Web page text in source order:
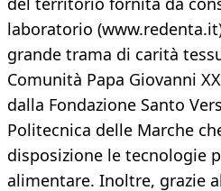
laboratorio
grande trama di carità
Comunità Papa Giovanni
dalla Fondazione Santo
Politecnica delle Marche
disposizione le tecnologie
alimentare. Inoltre, grazie